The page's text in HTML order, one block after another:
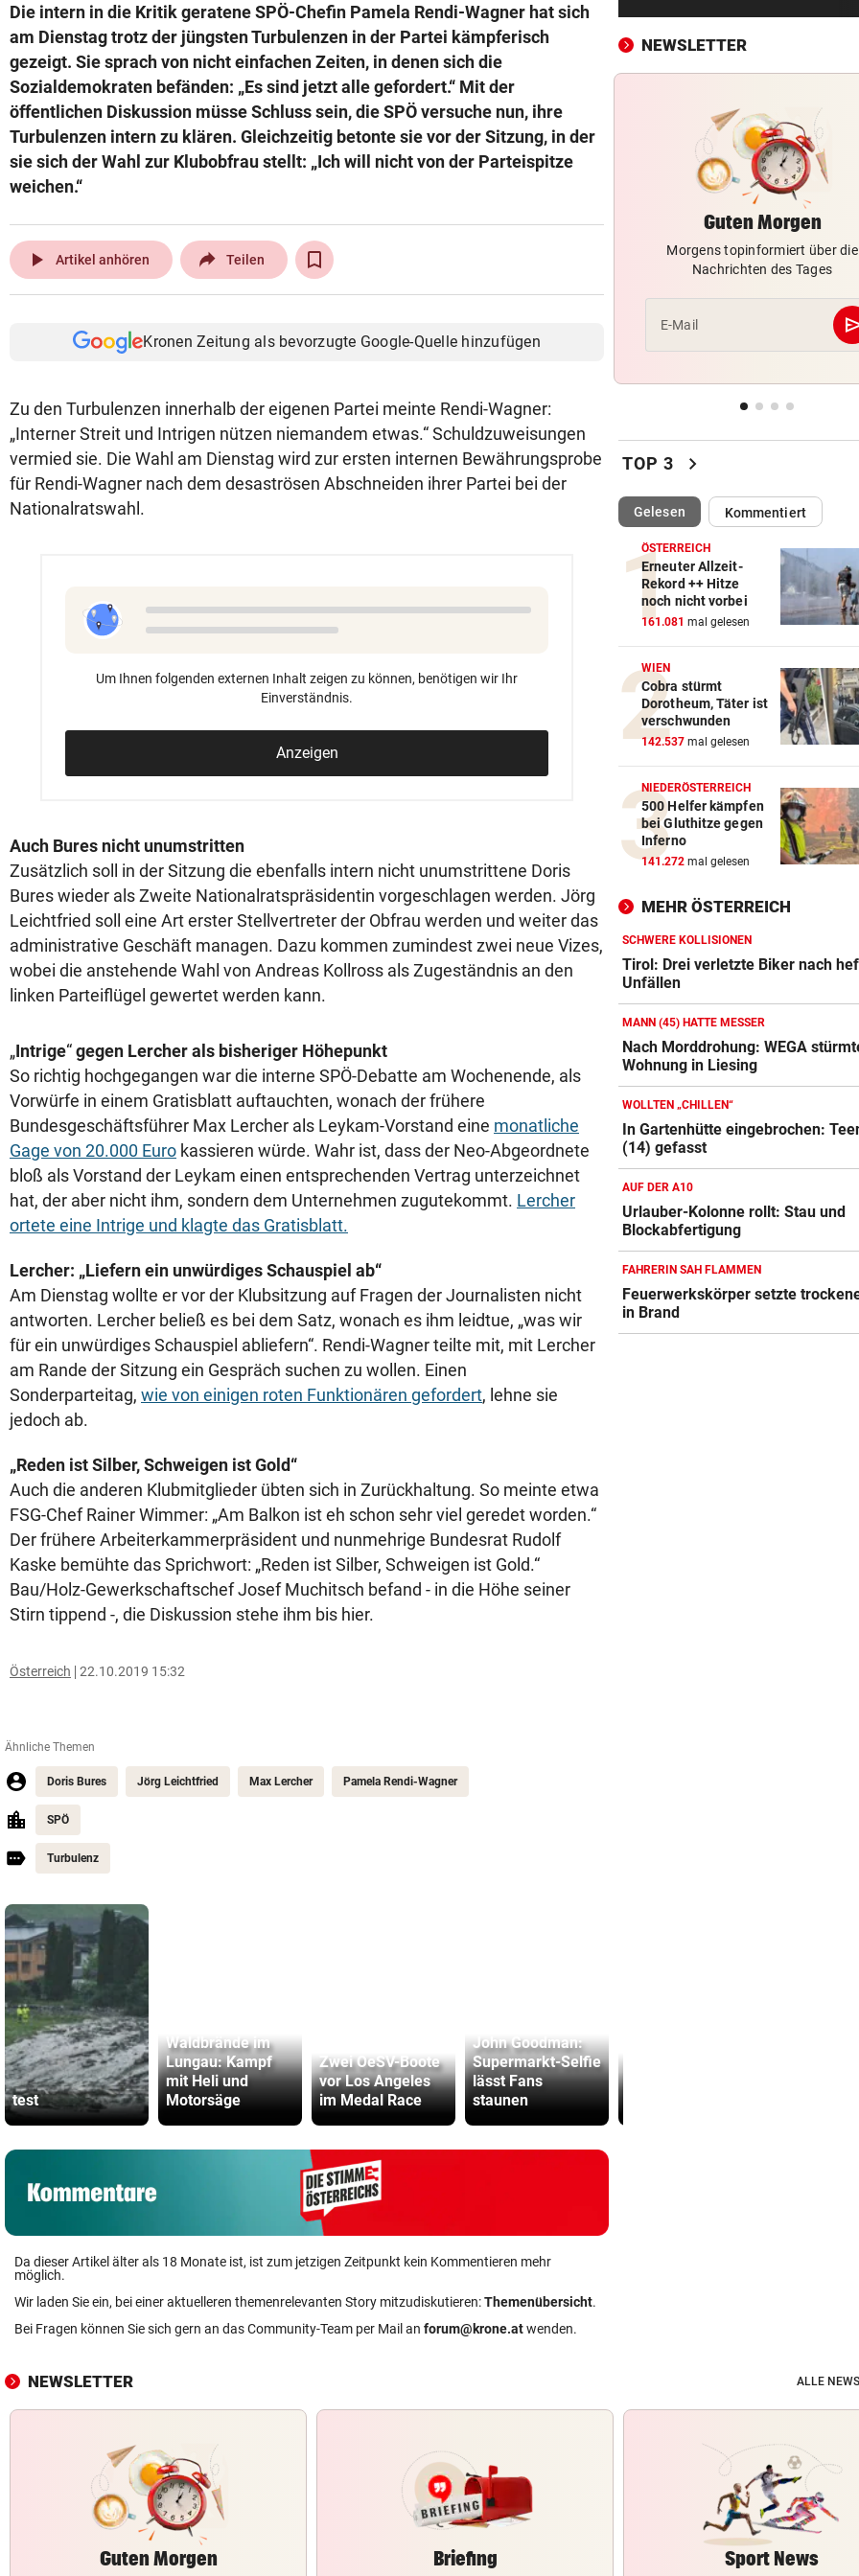
Die intern in die Kritik geratene SPÖ-Chefin Pamela Rendi-Wagner hat sich
am Dienstag trotz der jüngsten Turbulenzen in der Partei kämpferisch
gezeigt. Sie sprach von nicht einfachen Zeiten, in denen sich die
Sozialdemokraten befänden: „Es sind jetzt alle gefordert.“ Mit der
öffentlichen Diskussion müsse Schluss sein, die SPÖ versuche nun, ihre
Turbulenzen intern zu klären. Gleichzeitig betonte sie vor der Sitzung, in der
sie sich der Wahl zur Klubobfrau stellt: „Ich will nicht von der Parteispitze
weichen.“
play_arrow Artikel anhören Teilen
Kronen Zeitung als bevorzugte Google-Quelle hinzufügen
Zu den Turbulenzen innerhalb der eigenen Partei meinte Rendi-Wagner:
„Interner Streit und Intrigen nützen niemandem etwas.“ Schuldzuweisungen
vermied sie. Die Wahl am Dienstag wird zur ersten internen Bewährungsprobe
für Rendi-Wagner nach dem desaströsen Abschneiden ihrer Partei bei der
Nationalratswahl.
Um Ihnen folgenden externen Inhalt zeigen zu können, benötigen wir Ihr
Einverständnis.
Anzeigen
Auch Bures nicht unumstritten
Zusätzlich soll in der Sitzung die ebenfalls intern nicht unumstrittene Doris
Bures wieder als Zweite Nationalratspräsidentin vorgeschlagen werden. Jörg
Leichtfried soll eine Art erster Stellvertreter der Obfrau werden und weiter das
administrative Geschäft managen. Dazu kommen zumindest zwei neue Vizes,
wobei die anstehende Wahl von Andreas Kollross als Zugeständnis an den
linken Parteiflügel gewertet werden kann.
„Intrige“gegen Lercher als bisheriger Höhepunkt
So richtig hochgegangen war die interne SPÖ-Debatte am Wochenende, als
Vorwürfe in einem Gratisblatt auftauchten, wonach der frühere
Bundesgeschäftsführer Max Lercher als Leykam-Vorstand eine monatliche
Gage von 20.000 Euro kassieren würde. Wahr ist, dass der Neo-Abgeordnete
bloß als Vorstand der Leykam einen entsprechenden Vertrag unterzeichnet
hat, der aber nicht ihm, sondern dem Unternehmen zugutekommt. Lercher
ortete eine Intrige und klagte das Gratisblatt.
Lercher: „Liefern ein unwürdiges Schauspiel ab“
Am Dienstag wollte er vor der Klubsitzung auf Fragen der Journalisten nicht
antworten. Lercher beließ es bei dem Satz, wonach es ihm leidtue, „was wir
für ein unwürdiges Schauspiel abliefern“. Rendi-Wagner teilte mit, mit Lercher
am Rande der Sitzung ein Gespräch suchen zu wollen. Einen
Sonderparteitag, wie von einigen roten Funktionären gefordert, lehne sie
jedoch ab.
„Reden ist Silber, Schweigen ist Gold“
Auch die anderen Klubmitglieder übten sich in Zurückhaltung. So meinte etwa
FSG-Chef Rainer Wimmer: „Am Balkon ist eh schon sehr viel geredet worden.“
Der frühere Arbeiterkammerpräsident und nunmehrige Bundesrat Rudolf
Kaske bemühte das Sprichwort: „Reden ist Silber, Schweigen ist Gold.“
Bau/Holz-Gewerkschaftschef Josef Muchitsch befand - in die Höhe seiner
Stirn tippend -, die Diskussion stehe ihm bis hier.
Österreich 22.10.2019 15:32
Ähnliche Themen
Doris Bures Jörg Leichtfried Max Lercher Pamela Rendi-Wagner
SPÖ
Turbulenz
test
Waldbrände im
Lungau: Kampf
mit Heli und
Motorsäge
Zwei OeSV-Boote
vor Los Angeles
im Medal Race
John Goodman:
Supermarkt-Selfie
lässt Fans
staunen
Da dieser Artikel älter als 18 Monate ist, ist zum jetzigen Zeitpunkt kein Kommentieren mehr
möglich.
Wir laden Sie ein, bei einer aktuelleren themenrelevanten Story mitzudiskutieren:Themenübersicht.
Bei Fragen können Sie sich gern an das Community-Team per Mail an forum@krone.atwenden.
Wie Schoitl und Kneisser im
„Kaisermühlen Blues“
SHOWDOWN IM ORF vor
der Direktorenwahl
WOLLTEN „CHILLEN“ vor
In Gartenhütte eingebrochen:
Teenies (14) gefasst
MEDIEN BERICHTEN: vor
Nach schwerer Krankheit!
um Jorge Messi
vor
Pipeline explodiert
Urlauber-Kolonne rollt: Stau
Blockabfertigung
SKI-ASS ATMET DURCH
Nach Zitterpartie ist die
abgesichert
FLOGEN ÜBER KASERNE vor
Deutschland: Wieder
Drohnen gesichtet
DISKUTIEREN SIE MIT! vor
Wie viel Macht darf
haben?
FAHRERIN SAH FLAMMEN
Feuerwerkskörper setzte
trockene Wiese in Brand
AUF WOLKE SIEBEN vor
Hamilton zeigt Liebesglück
Kim Kardashian
SEGELN: vor
Zwei OeSV-Boote vor Los
im Medal Race
ÜBERFALL IN MEIDLING vor 2
Mann stieß 27-Jährige ins
Gebüsch und würgte sie
NEWSLETTER
Guten Morgen
Morgens topinformiert über die
Nachrichten des Tages
E-Mail
TOP 3 chevron_right
Gelesen(ausgewählt)Kommentiert
ÖSTERREICH
Erneuter Allzeit-
Rekord ++ Hitze
noch nicht vorbei
161.081 mal gelesen
WIEN
Cobra stürmt
Dorotheum, Täter ist
verschwunden
142.537 mal gelesen
NIEDERÖSTERREICH
500 Helfer kämpfen
bei Gluthitze gegen
Inferno
141.272 mal gelesen
MEHR ÖSTERREICH
SCHWERE KOLLISIONEN
Tirol: Drei verletzte Biker nach
Unfällen
MANN (45) HATTE MESSER
Nach Morddrohung: WEGA
Wohnung in Liesing
WOLLTEN „CHILLEN“
In Gartenhütte eingebrochen:
(14) gefasst
AUF DER A10
Urlauber-Kolonne rollt: Stau und
Blockabfertigung
FAHRERIN SAH FLAMMEN
Feuerwerkskörper setzte
in Brand
NEWSLETTER ALLE
Guten Morgen Briefing Sport News